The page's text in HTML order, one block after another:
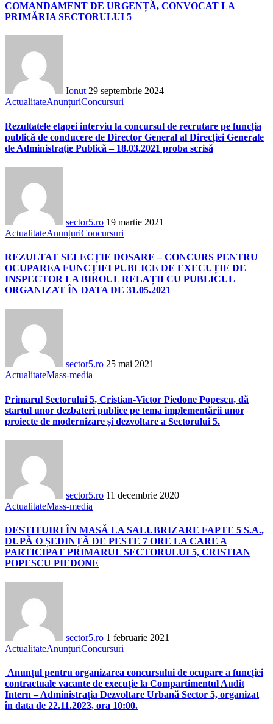
COMANDAMENT DE URGENȚĂ, CONVOCAT LA
PRIMĂRIA SECTORULUI 5
Ionut 29 septembrie 2024
ActualitateAnunțuriConcursuri
Rezultatele etapei interviu la concursul de recrutare pe funcția
publică de conducere de Director General al Direcției Generale
de Administrație Publică – 18.03.2021 proba scrisă
sector5.ro 19 martie 2021
ActualitateAnunțuriConcursuri
REZULTAT SELECȚIE DOSARE – CONCURS PENTRU
OCUPAREA FUNCȚIEI PUBLICE DE EXECUȚIE DE
INSPECTOR LA BIROUL RELAȚII CU PUBLICUL
ORGANIZAT ÎN DATA DE 31.05.2021
sector5.ro 25 mai 2021
ActualitateMass-media
Primarul Sectorului 5, Cristian-Victor Piedone Popescu, dă
startul unor dezbateri publice pe tema implementării unor
proiecte de modernizare și dezvoltare a Sectorului 5.
sector5.ro 11 decembrie 2020
ActualitateMass-media
DESTITUIRI ÎN MASĂ LA SALUBRIZARE FAPTE 5 S.A.,
DUPĂ O ȘEDINȚĂ DE PESTE 7 ORE LA CARE A
PARTICIPAT PRIMARUL SECTORULUI 5, CRISTIAN
POPESCU PIEDONE
sector5.ro 1 februarie 2021
ActualitateAnunțuriConcursuri
Anunțul pentru organizarea concursului de ocupare a funcției
contractuale vacante de execuție la Compartimentul Audit
Intern – Administrația Dezvoltare Urbană Sector 5, organizat
în data de 22.11.2023, ora 10:00.